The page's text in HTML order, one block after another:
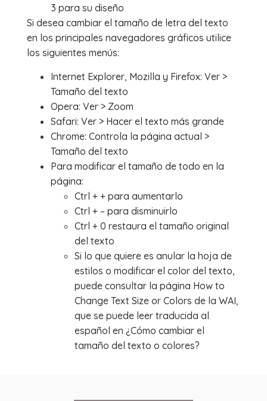
3 para su diseño
Si desea cambiar el tamaño de letra del texto
en los principales navegadores gráficos utilice
los siguientes menús:
Internet Explorer, Mozilla y Firefox: Ver >
Tamaño del texto
Opera: Ver > Zoom
Safari: Ver > Hacer el texto más grande
Chrome: Controla la página actual >
Tamaño del texto
Para modificar el tamaño de todo en la
página:
Ctrl + + para aumentarlo
Ctrl + – para disminuirlo
Ctrl + 0 restaura el tamaño original
del texto
Si lo que quiere es anular la hoja de
estilos o modificar el color del texto,
puede consultar la página How to
Change Text Size or Colors de la WAI,
que se puede leer traducida al
español en ¿Cómo cambiar el
tamaño del texto o colores?